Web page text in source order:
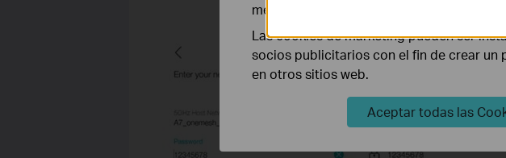
mejorar y adaptar la funcionalidad del
Las cookies de marketing pueden ser
socios publicitarios con el fin de crear un
en otros sitios web.
Aceptar todas las